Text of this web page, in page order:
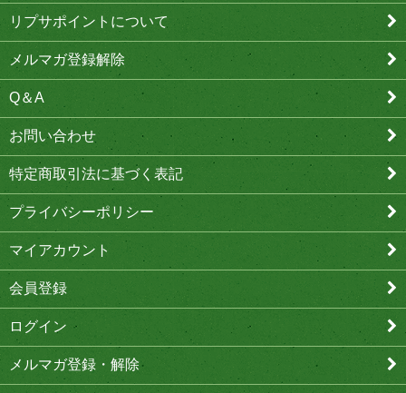
リプサポイントについて
メルマガ登録解除
Q＆A
お問い合わせ
特定商取引法に基づく表記
プライバシーポリシー
マイアカウント
会員登録
ログイン
メルマガ登録・解除